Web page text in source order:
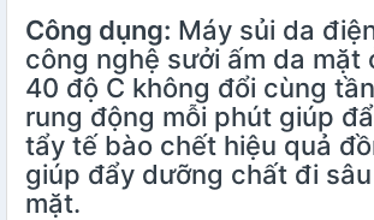
Công dụng: Máy sủi da
công nghệ sưởi ấm da mặt
40 độ C không đổi cùng
rung động mỗi phút giúp
tẩy tế bào chết hiệu quả
giúp đẩy dưỡng chất đi
mặt.